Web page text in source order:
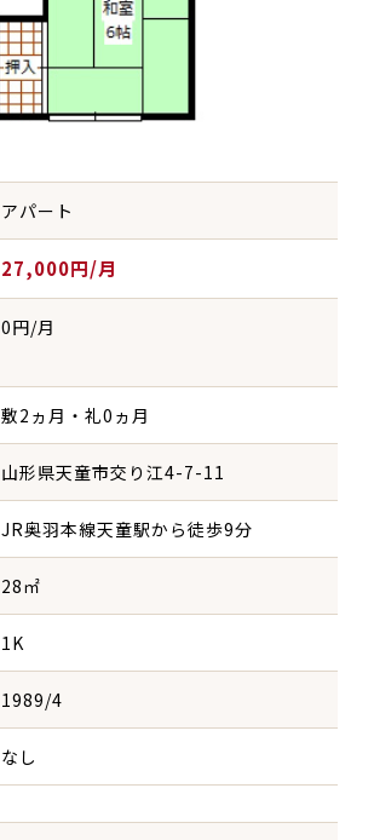
アパート
27,000円/月
0円/月
敷2ヵ月・礼0ヵ月
山形県天童市交り江4-7-11
JR奥羽本線天童駅から徒歩9分
28㎡
1K
1989/4
なし